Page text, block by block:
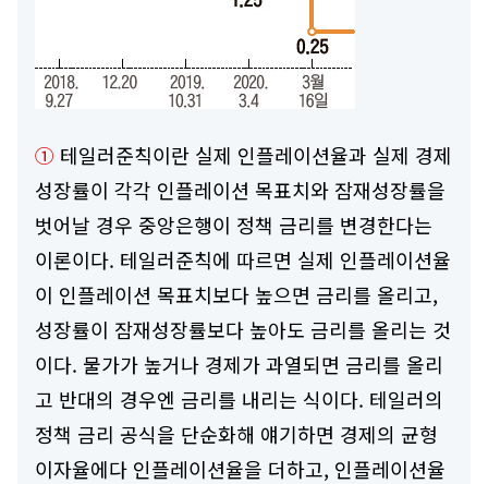
① 테일러준칙이란 실제 인플레이션율과 실제 경제
성장률이 각각 인플레이션 목표치와 잠재성장률을
벗어날 경우 중앙은행이 정책 금리를 변경한다는
이론이다. 테일러준칙에 따르면 실제 인플레이션율
이 인플레이션 목표치보다 높으면 금리를 올리고,
성장률이 잠재성장률보다 높아도 금리를 올리는 것
이다. 물가가 높거나 경제가 과열되면 금리를 올리
고 반대의 경우엔 금리를 내리는 식이다. 테일러의
정책 금리 공식을 단순화해 얘기하면 경제의 균형
이자율에다 인플레이션율을 더하고, 인플레이션율